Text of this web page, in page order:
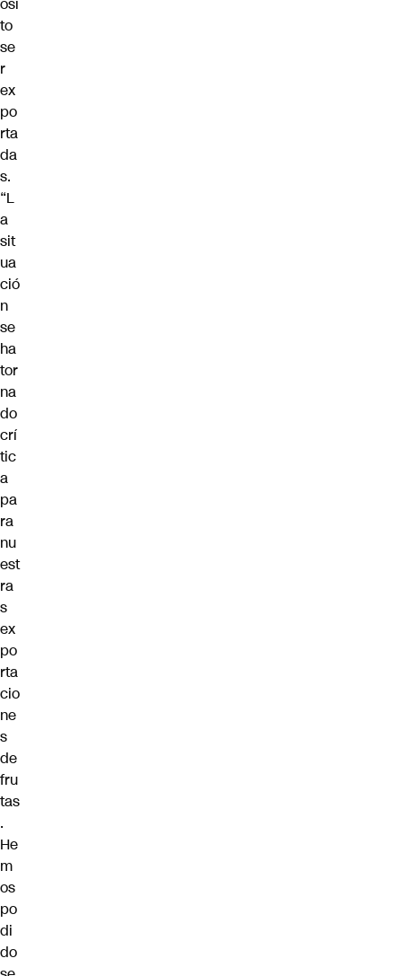
to
se
r
ex
po
rta
da
s.
“L
a
sit
ua
ció
n
se
ha
tor
na
do
crí
tic
a
pa
ra
nu
est
ra
s
ex
po
rta
cio
ne
s
de
fru
tas
.
He
m
os
po
di
do